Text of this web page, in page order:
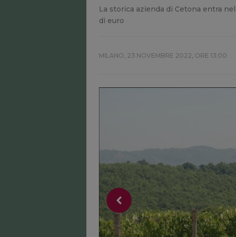
La storica azienda di Cetona entra
di euro
MILANO, 23 NOVEMBRE 2022, ORE 13:00